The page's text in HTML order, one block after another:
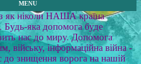
MENU
як ніколи НАША країна
Будь-яка допомога буде
нас до миру. Допомога
війську, інформаційна війна -
до знищення ворога на нашій